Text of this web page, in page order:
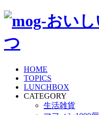
HOME
TOPICS
LUNCHBOX
CATEGORY
生活雑貨